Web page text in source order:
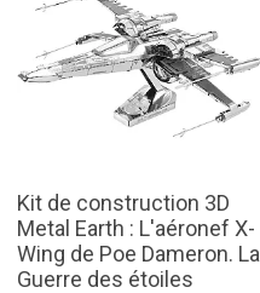
Kit de construction 3D
Metal Earth : L'aéronef X-
Wing de Poe Dameron. La
Guerre des étoiles